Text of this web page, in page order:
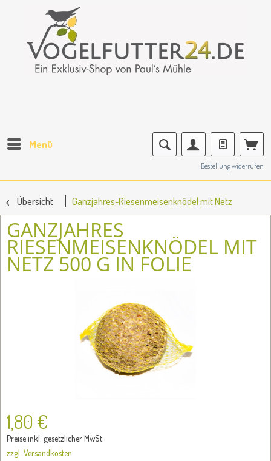
Menü
Bestellung widerrufen
Übersicht Ganzjahres-Riesenmeisenknödel mit Netz
GANZJAHRES
RIESENMEISENKNÖDEL MIT
NETZ 500 G IN FOLIE
1,80 €
Preise inkl. gesetzlicher MwSt.
zzgl. Versandkosten